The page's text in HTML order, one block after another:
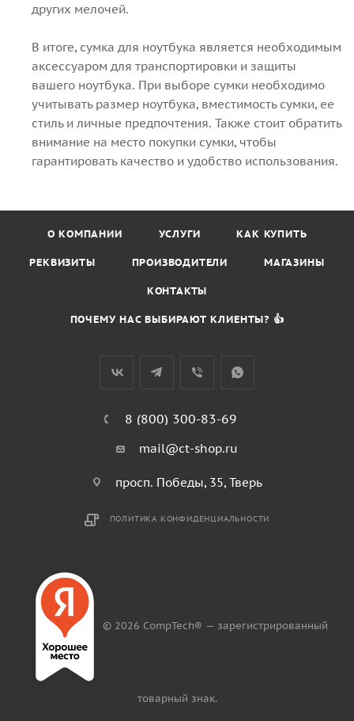
других мелочей.
В итоге, сумка для ноутбука является необходимым
аксессуаром для транспортировки и защиты
вашего ноутбука. При выборе сумки необходимо
учитывать размер ноутбука, вместимость сумки, ее
стиль и личные предпочтения. Также стоит обратить
внимание на место покупки сумки, чтобы
гарантировать качество и удобство использования.
О КОМПАНИИ УСЛУГИ КАК КУПИТЬ
РЕКВИЗИТЫ ПРОИЗВОДИТЕЛИ МАГАЗИНЫ
КОНТАКТЫ
ПОЧЕМУ НАС ВЫБИРАЮТ КЛИЕНТЫ? 👍
8 (800) 300-83-69
mail@ct-shop.ru
просп. Победы, 35, Тверь
ПОЛИТИКА КОНФИДЕНЦИАЛЬНОСТИ
© 2026 CompTech® — зарегистрированный
товарный знак.